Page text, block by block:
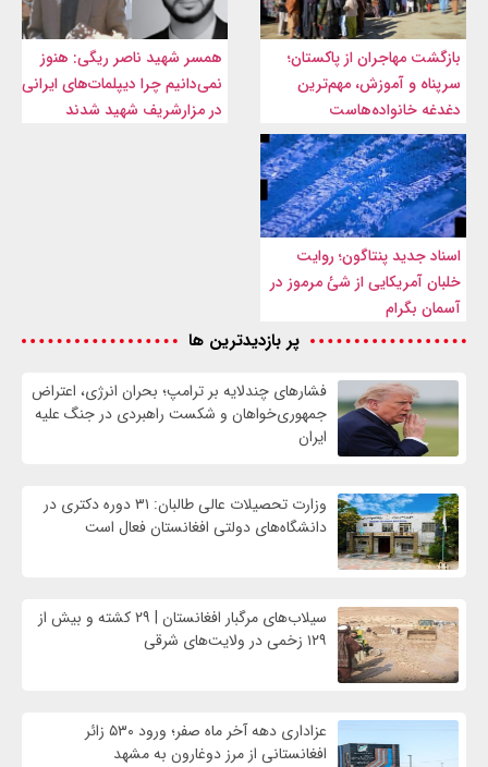
بازگشت مهاجران از پاکستان؛
سرپناه و آموزش، مهم‌ترین
دغدغه خانواده‌هاست
همسر شهید ناصر ریگی: هنوز
نمی‌دانیم چرا دیپلمات‌های ایرانی
در مزارشریف شهید شدند
اسناد جدید پنتاگون؛ روایت
خلبان آمریکایی از شئ مرموز در
آسمان بگرام
پر بازدیدترین ها
فشارهای چندلایه بر ترامپ؛ بحران انرژی، اعتراض
جمهوری‌خواهان و شکست راهبردی در جنگ علیه
ایران
وزارت تحصیلات عالی طالبان: ۳۱ دوره دکتری در
دانشگاه‌های دولتی افغانستان فعال است
سیلاب‌های مرگبار افغانستان | ۲۹ کشته و بیش از
۱۲۹ زخمی در ولایت‌های شرقی
عزاداری دهه آخر ماه صفر؛ ورود ۵۳۰ زائر
افغانستانی از مرز دوغارون به مشهد